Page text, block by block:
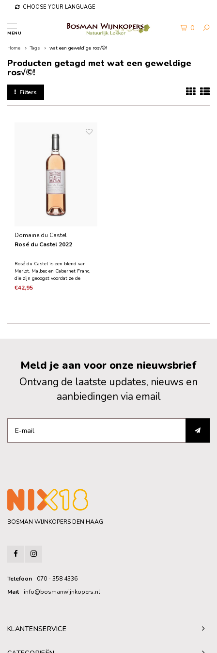
CHOOSE YOUR LANGUAGE
MENU
0
Home Tags wat een geweldige ros√©!
Producten getagd met wat een geweldige
ros√©!
Filters
Domaine du Castel
Rosé du Castel 2022
Rosé du Castel is een blend van
Merlot, Malbec en Cabernet Franc,
die zijn geoogst voordat ze de
fenolische rijpheid hebben bereikt.
€42,95
Meld je aan voor onze nieuwsbrief
Ontvang de laatste updates, nieuws en
aanbiedingen via email
BOSMAN WIJNKOPERS DEN HAAG
Telefoon
070 - 358 4336
Mail
info@bosmanwijnkopers.nl
KLANTENSERVICE